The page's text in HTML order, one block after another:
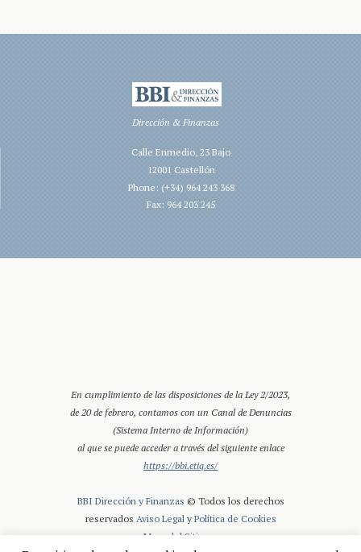
Dirección & Finanzas
Calle Enmedio, 23 Bajo
12001 Castellón
Phone: (+34) 964 243 368
Fax: 964 203 245
En cumplimiento de las disposiciones de la Ley 2/2023,
de 20 de febrero, contamos con un Canal de Denuncias
(Sistema Interno de Información)
al que se puede acceder a través del siguiente enlace
https://bbi.etiq.es/
BBI Dirección y Finanzas © Todos los derechos
reservados Aviso Legaly Política de Cookies
Mapa del Sitio.